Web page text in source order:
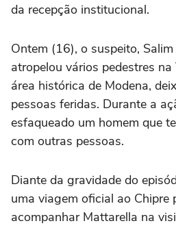
da recepção institucional.
Ontem (16), o suspeito,
atropelou vários pedestres na
área histórica de Modena,
pessoas feridas. Durante a
esfaqueado um homem que
com outras pessoas.
Diante da gravidade do
uma viagem oficial ao Chipre
acompanhar Mattarella na